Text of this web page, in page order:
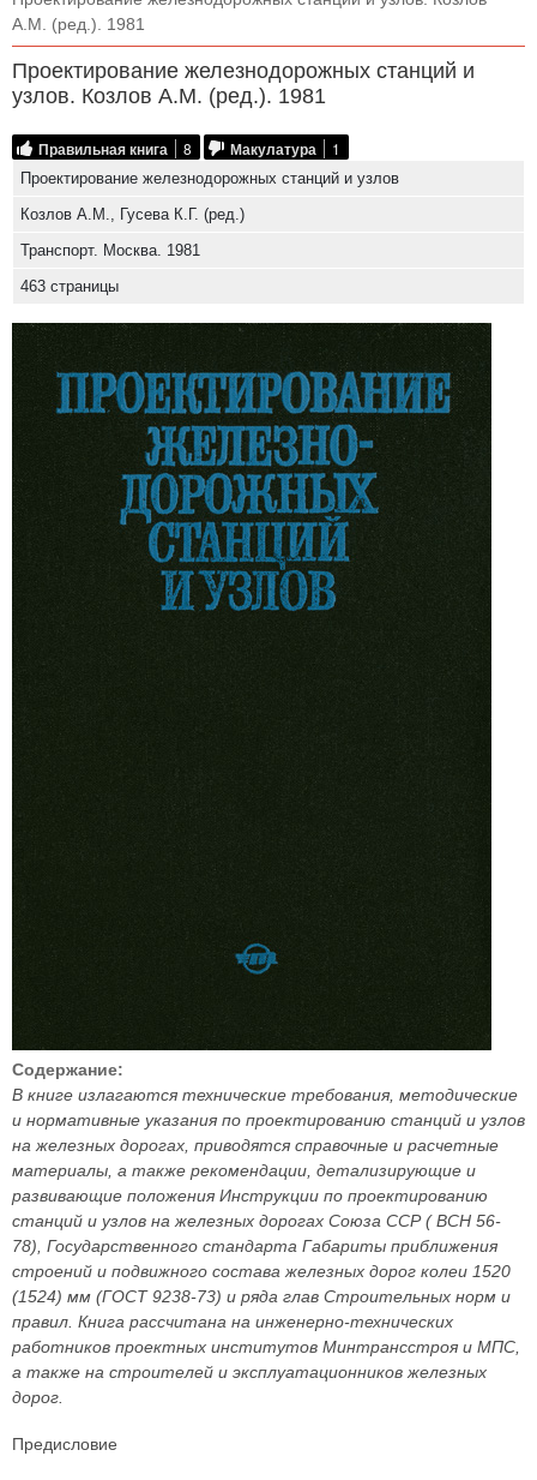
А.М. (ред.). 1981
Проектирование железнодорожных станций и
узлов. Козлов А.М. (ред.). 1981
Правильная книга 8 Макулатура 1
Проектирование железнодорожных станций и узлов
Козлов А.М., Гусева К.Г. (ред.)
Транспорт. Москва. 1981
463 страницы
Содержание:
В книге излагаются технические требования, методические
и нормативные указания по проектированию станций и узлов
на железных дорогах, приводятся справочные и расчетные
материалы, а также рекомендации, детализирующие и
развивающие положения Инструкции по проектированию
станций и узлов на железных дорогах Союза ССР ( ВСН 56-
78), Государственного стандарта Габариты приближения
строений и подвижного состава железных дорог колеи 1520
(1524) мм (ГОСТ 9238-73) и ряда глав Строительных норм и
правил. Книга рассчитана на инженерно-технических
работников проектных институтов Минтрансстроя и МПС,
а также на строителей и эксплуатационников железных
дорог.
Предисловие